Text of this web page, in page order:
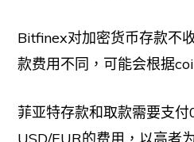
Bitfinex对加密货币存款不
款费用不同，可能会根据
菲亚特存款和取款需要支